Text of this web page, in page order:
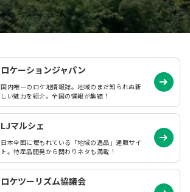
ロケーションジャパン
国内唯一のロケ地情報誌。地域のまだ知られぬ新
しい魅力を紹介。全国の情報が集結！
LJマルシェ
日本全国に埋もれている「地域の逸品」通販サイ
ト。特産品開発から関わりネタも満載！
ロケツーリズム協議会